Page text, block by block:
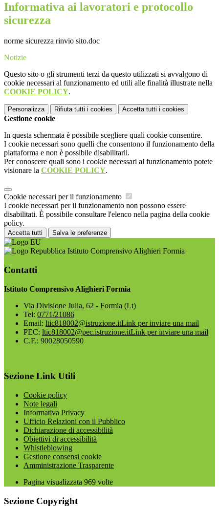
Informativa ai lavoratori e protocollo
sicurezza
norme sicurezza rinvio sito.doc
Notizie
Questo sito o gli strumenti terzi da questo utilizzati si avvalgono di
cookie necessari al funzionamento ed utili alle finalità illustrate nella
COOKIE POLICY.
Personalizza Rifiuta tutti i cookies Accetta tutti i cookies
Gestione cookie
In questa schermata è possibile scegliere quali cookie consentire.
I cookie necessari sono quelli che consentono il funzionamento della
piattaforma e non è possibile disabilitarli.
Per conoscere quali sono i cookie necessari al funzionamento potete
visionare la COOKIE POLICY.
Cookie necessari per il funzionamento
I cookie necessari per il funzionamento non possono essere
disabilitati. È possibile consultare l'elenco nella pagina della cookie
policy.
Accetta tutti Salva le preferenze
Istituto Comprensivo Alighieri Formia
Contatti
Istituto Comprensivo Alighieri Formia
Via Divisione Julia, 62 - Formia (Lt)
Tel: 0771/21086
Email: ltic818002@istruzione.itLink per inviare una mail
PEC: ltic818002@pec.istruzione.itLink per inviare una mail
C.F.: 90028050590
Sezione Link Utili
Cookie policy
Note legali
Informativa Privacy
Ufficio Relazioni con il Pubblico
Dichiarazione di accessibilità
Obiettivi di accessibilità
Whistleblowing
Gestione consensi cookie
Amministrazione Trasparente
Pagina visualizzata 969 volte
Sezione Copyright